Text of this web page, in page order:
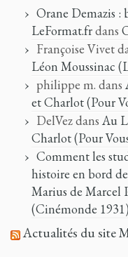
Orane Demazis :
LeFormat.frdans
Françoise Vivet
Léon Moussinac
philippe m. dans
et Charlot (Pour
DelVezdans Au
Charlot (Pour
Comment les
histoire en bord
Marius de Marcel
(Cinémonde
Actualités du site